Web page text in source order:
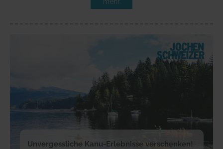
Unvergessliche Kanu-Erlebnisse verschenken!